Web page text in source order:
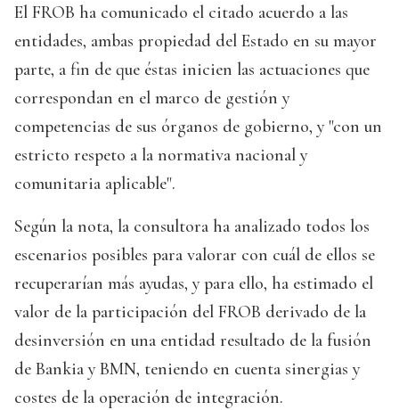
El FROB ha comunicado el citado acuerdo a las
entidades, ambas propiedad del Estado en su mayor
parte, a fin de que éstas inicien las actuaciones que
correspondan en el marco de gestión y
competencias de sus órganos de gobierno, y "con un
estricto respeto a la normativa nacional y
comunitaria aplicable".
Según la nota, la consultora ha analizado todos los
escenarios posibles para valorar con cuál de ellos se
recuperarían más ayudas, y para ello, ha estimado el
valor de la participación del FROB derivado de la
desinversión en una entidad resultado de la fusión
de Bankia y BMN, teniendo en cuenta sinergias y
costes de la operación de integración.